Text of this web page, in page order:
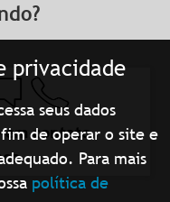
privacidade
seus dados
de operar o site e
Para mais
política de
em contato